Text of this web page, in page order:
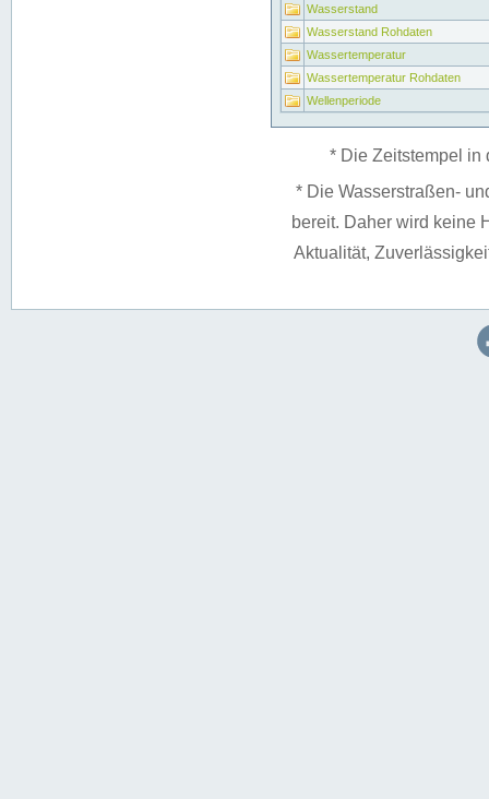
Wasserstand
Wasserstand Rohdaten
Wassertemperatur
Wassertemperatur Rohdaten
Wellenperiode
* Die Zeitstempel in
* Die Wasserstraßen-
bereit. Daher wird keine
Aktualität,